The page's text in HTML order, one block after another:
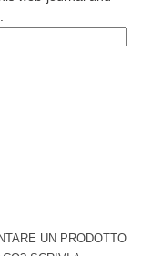
UN PRODOTTO